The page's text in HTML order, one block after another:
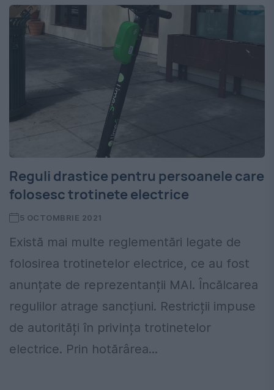
Reguli drastice pentru persoanele care
folosesc trotinete electrice
5 OCTOMBRIE 2021
Există mai multe reglementări legate de
folosirea trotinetelor electrice, ce au fost
anunțate de reprezentanții MAI. Încălcarea
regulilor atrage sancțiuni. Restricții impuse
de autorități în privința trotinetelor
electrice. Prin hotărârea...